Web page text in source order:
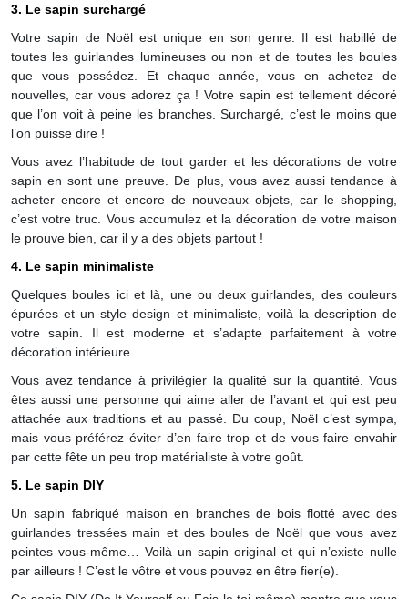
3. Le sapin surchargé
Votre sapin de Noël est unique en son genre. Il est habillé de
toutes les guirlandes lumineuses ou non et de toutes les boules
que vous possédez. Et chaque année, vous en achetez de
nouvelles, car vous adorez ça ! Votre sapin est tellement décoré
que l’on voit à peine les branches. Surchargé, c’est le moins que
l’on puisse dire !
Vous avez l’habitude de tout garder et les décorations de votre
sapin en sont une preuve. De plus, vous avez aussi tendance à
acheter encore et encore de nouveaux objets, car le shopping,
c’est votre truc. Vous accumulez et la décoration de votre maison
le prouve bien, car il y a des objets partout !
4. Le sapin minimaliste
Quelques boules ici et là, une ou deux guirlandes, des couleurs
épurées et un style design et minimaliste, voilà la description de
votre sapin. Il est moderne et s’adapte parfaitement à votre
décoration intérieure.
Vous avez tendance à privilégier la qualité sur la quantité. Vous
êtes aussi une personne qui aime aller de l’avant et qui est peu
attachée aux traditions et au passé. Du coup, Noël c’est sympa,
mais vous préférez éviter d’en faire trop et de vous faire envahir
par cette fête un peu trop matérialiste à votre goût.
5. Le sapin DIY
Un sapin fabriqué maison en branches de bois flotté avec des
guirlandes tressées main et des boules de Noël que vous avez
peintes vous-même… Voilà un sapin original et qui n’existe nulle
par ailleurs ! C’est le vôtre et vous pouvez en être fier(e).